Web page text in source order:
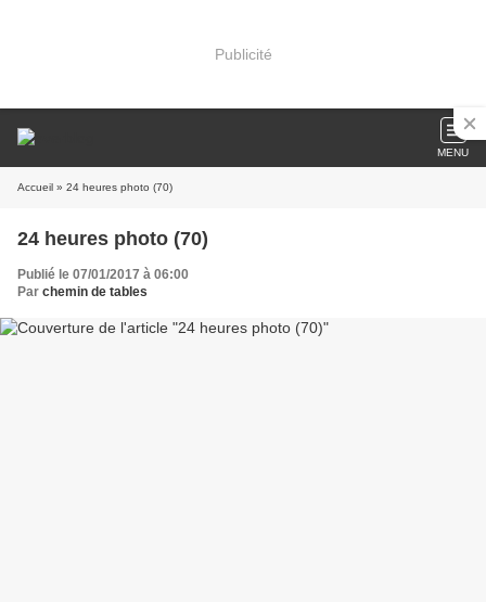
Publicité
MENU
Accueil » 24 heures photo (70)
24 heures photo (70)
Publié le 07/01/2017 à 06:00
Par chemin de tables